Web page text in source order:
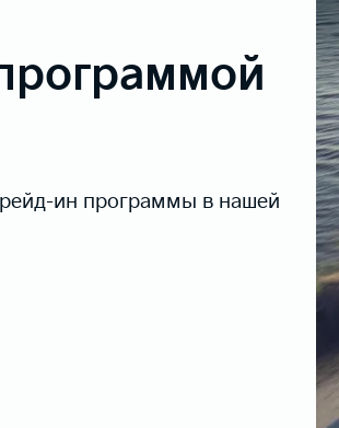
ин программы в нашей